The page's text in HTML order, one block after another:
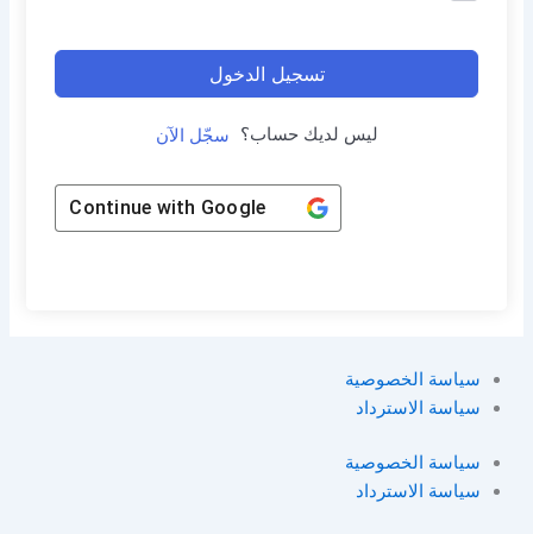
تسجيل الدخول
ليس لديك حساب؟ سجّل الآن
Continue with Google
سياسة الخصوصية
سياسة الاسترداد
سياسة الخصوصية
سياسة الاسترداد